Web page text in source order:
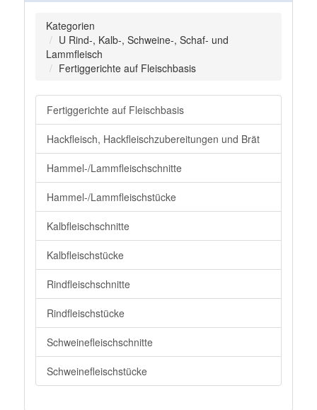
Kategorien
U Rind-, Kalb-, Schweine-, Schaf- und
Lammfleisch
Fertiggerichte auf Fleischbasis
Fertiggerichte auf Fleischbasis
Hackfleisch, Hackfleischzubereitungen und Brät
Hammel-/Lammfleischschnitte
Hammel-/Lammfleischstücke
Kalbfleischschnitte
Kalbfleischstücke
Rindfleischschnitte
Rindfleischstücke
Schweinefleischschnitte
Schweinefleischstücke